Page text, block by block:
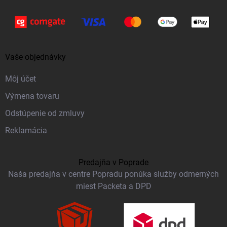
Vaše objednávky
Môj účet
Výmena tovaru
Odstúpenie od zmluvy
Reklamácia
Predajňa v Poprade
Naša predajňa v centre Popradu ponúka služby odmerných
miest Packeta a DPD